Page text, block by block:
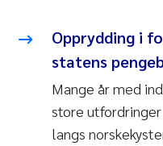
Opprydding i
statens
Mange år med
store
langs